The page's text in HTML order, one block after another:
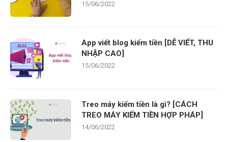
15/06/2022
App viết blog kiếm tiền [DỄ VIẾT, THU
NHẬP CAO]
15/06/2022
Treo máy kiếm tiền là gì? [CÁCH
TREO MÁY KIẾM TIỀN HỢP PHÁP]
14/06/2022